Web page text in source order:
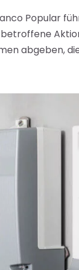
Popular
abgeben, die